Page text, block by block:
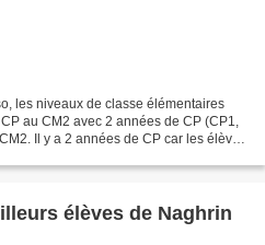
les niveaux de classe élémentaires
au CM2 avec 2 années de CP (CP1,
Il y a 2 années de CP car les élèves
élèves de Naghrin